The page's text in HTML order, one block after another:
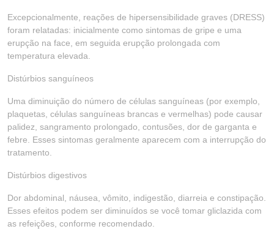
Excepcionalmente, reações de hipersensibilidade graves (DRESS)
foram relatadas: inicialmente como sintomas de gripe e uma
erupção na face, em seguida erupção prolongada com
temperatura elevada.
Distúrbios sanguíneos
Uma diminuição do número de células sanguíneas (por exemplo,
plaquetas, células sanguíneas brancas e vermelhas) pode causar
palidez, sangramento prolongado, contusões, dor de garganta e
febre. Esses sintomas geralmente aparecem com a interrupção do
tratamento.
Distúrbios digestivos
Dor abdominal, náusea, vômito, indigestão, diarreia e constipação.
Esses efeitos podem ser diminuídos se você tomar gliclazida com
as refeições, conforme recomendado.